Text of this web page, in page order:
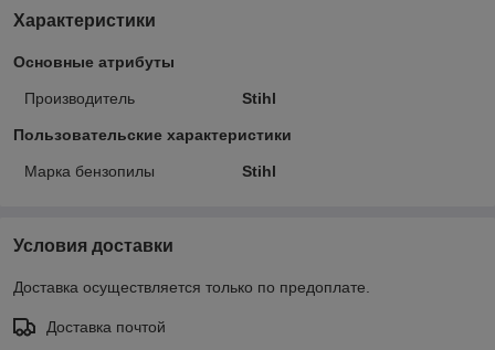
Характеристики
Основные атрибуты
Производитель Stihl
Пользовательские характеристики
Марка бензопилы Stihl
Условия доставки
Доставка осуществляется только по предоплате.
Доставка почтой